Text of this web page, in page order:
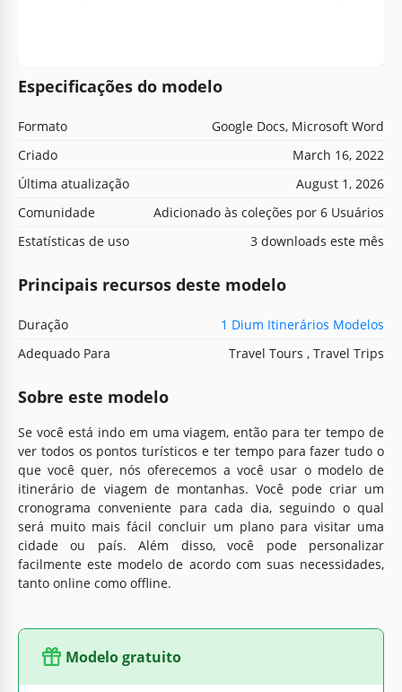
Especificações do modelo
Formato
Google Docs, Microsoft Word
Criado
March 16, 2022
Última atualização
August 1, 2026
Comunidade
Adicionado às coleções por 6 Usuários
Estatísticas de uso
3 downloads este mês
Principais recursos deste modelo
Duração
1 Dium Itinerários Modelos
Adequado Para
Travel Tours , Travel Trips
Sobre este modelo
Se você está indo em uma viagem, então para ter tempo de
ver todos os pontos turísticos e ter tempo para fazer tudo o
que você quer, nós oferecemos a você usar o modelo de
itinerário de viagem de montanhas. Você pode criar um
cronograma conveniente para cada dia, seguindo o qual
será muito mais fácil concluir um plano para visitar uma
cidade ou país. Além disso, você pode personalizar
facilmente este modelo de acordo com suas necessidades,
tanto online como offline.
Modelo gratuito